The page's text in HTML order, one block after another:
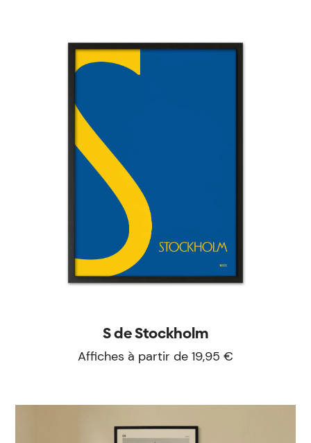
S de Stockholm
Affiches à partir de 19,95 €